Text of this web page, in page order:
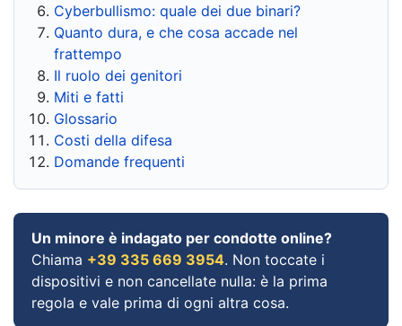
Cyberbullismo: quale dei due binari?
Quanto dura, e che cosa accade nel
frattempo
Il ruolo dei genitori
Miti e fatti
Glossario
Costi della difesa
Domande frequenti
Un minore è indagato per condotte online?
Chiama +39 335 669 3954. Non toccate i
dispositivi e non cancellate nulla: è la prima
regola e vale prima di ogni altra cosa.